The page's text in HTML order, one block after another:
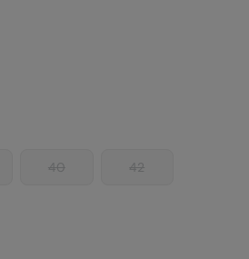
40 42